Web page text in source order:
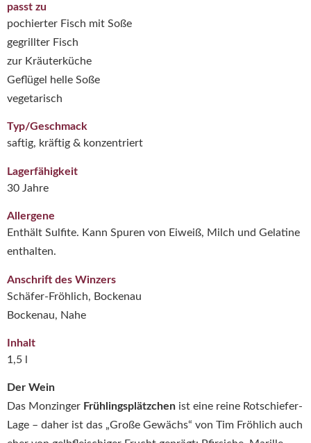
Der Wein
Das Monzinger Frühlingsplätzchen ist eine reine Rotschiefer-
Lage – daher ist das „Große Gewächs“ von Tim Fröhlich auch
passt zu
pochierter Fisch mit Soße
gegrillter Fisch
zur Kräuterküche
Geflügel helle Soße
vegetarisch
Typ/Geschmack
saftig, kräftig & konzentriert
Lagerfähigkeit
30 Jahre
Allergene
Enthält Sulfite. Kann Spuren von Eiweiß, Milch und Gelatine
enthalten.
Anschrift des Winzers
Schäfer-Fröhlich, Bockenau
Bockenau, Nahe
Inhalt
1,5 l